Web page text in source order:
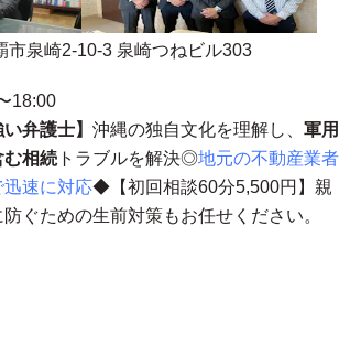
市泉崎2-10-3 泉崎つねビル303
18:00
弁護士】 沖縄の独自文化を理解し、 軍用
む相続 トラブルを解決◎地元の不動産業者
速に対応◆【初回相談60分5,500円】親
ぐための生前対策もお任せください。